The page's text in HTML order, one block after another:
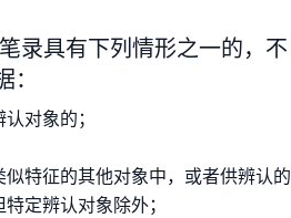
录具有下列情形之一的，不
对象的；
特征的其他对象中，或者供辨认的
定辨认对象除外；